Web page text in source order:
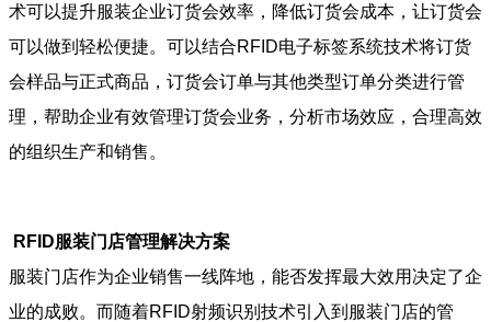
术可以提升服装企业订货会效率，降低订货会成本，让订货会
可以做到轻松便捷。可以结合RFID电子标签系统技术将订货
会样品与正式商品，订货会订单与其他类型订单分类进行管
理，帮助企业有效管理订货会业务，分析市场效应，合理高效
的组织生产和销售。
RFID服装门店管理解决方案
服装门店作为企业销售一线阵地，能否发挥最大效用决定了企
业的成败。而随着RFID射频识别技术引入到服装门店的管